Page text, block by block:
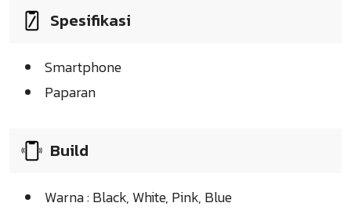
Spesifikasi
Smartphone
Paparan
Build
Warna : Black, White, Pink, Blue